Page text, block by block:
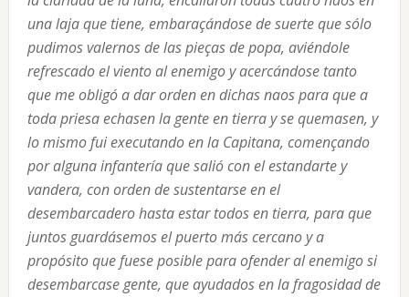
una laja que tiene, embaraçándose de suerte que sólo
pudimos valernos de las pieças de popa, aviéndole
refrescado el viento al enemigo y acercándose tanto
que me obligó a dar orden en dichas naos para que a
toda priesa echasen la gente en tierra y se quemasen, y
lo mismo fui executando en la Capitana, començando
por alguna infantería que salió con el estandarte y
vandera, con orden de sustentarse en el
desembarcadero hasta estar todos en tierra, para que
juntos guardásemos el puerto más cercano y a
propósito que fuese posible para ofender al enemigo si
desembarcase gente, que ayudados en la fragosidad de